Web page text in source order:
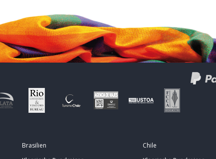
Brasilien
Chile